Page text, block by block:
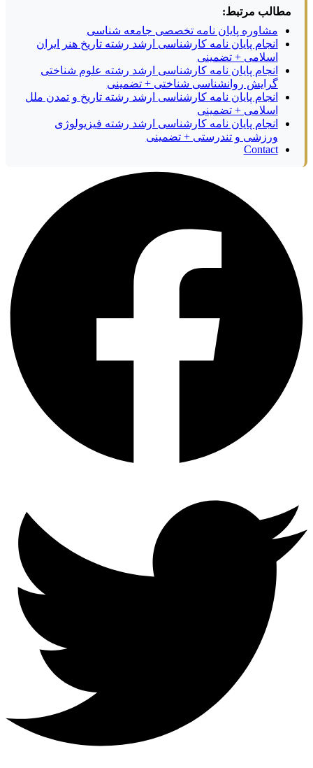
مطالب مرتبط:
مشاوره پایان نامه تخصصی جامعه شناسی
انجام پایان نامه کارشناسی ارشد رشته تاریخ هنر ایران
اسلامی + تضمینی
انجام پایان نامه کارشناسی ارشد رشته علوم شناختی
گرایش روانشناسی شناختی + تضمینی
انجام پایان نامه کارشناسی ارشد رشته تاریخ و تمدن ملل
اسلامی + تضمینی
انجام پایان نامه کارشناسی ارشد رشته فیزیولوژی
ورزشی و تندرستی + تضمینی
Contact